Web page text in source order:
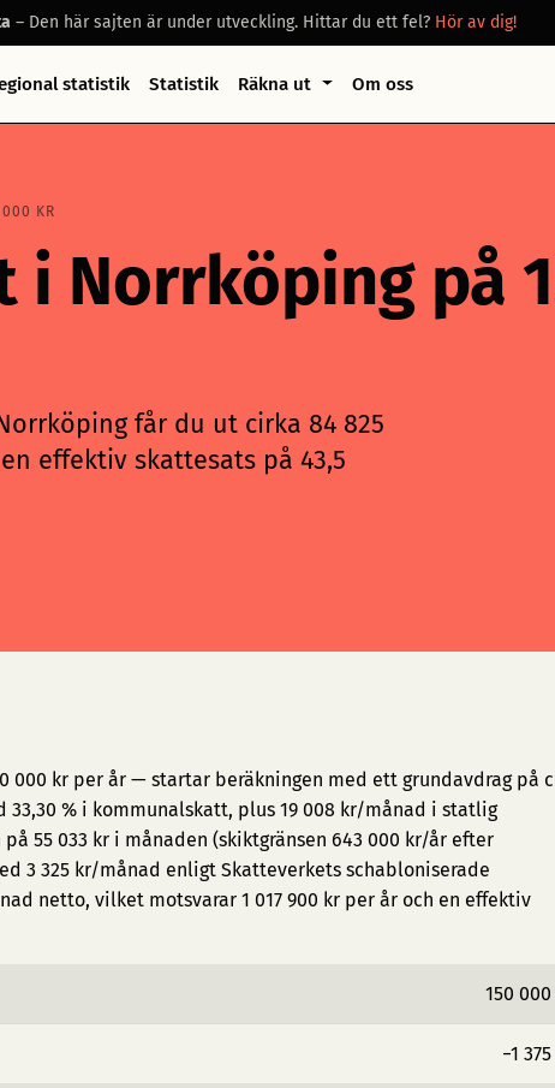
– Den här sajten är under utveckling. Hittar du ett fel? Hör av dig!
statistik Statistik Räkna ut Om oss
000 KR
Norrköping på
får du ut cirka 84 825
effektiv skattesats på 43,5
000 kr per år — startar beräkningen med ett grundavdrag på
% i kommunalskatt, plus 19 008 kr/månad i statlig
55 033 kr i månaden (skiktgränsen 643 000 kr/år efter
3 325 kr/månad enligt Skatteverkets schabloniserade
netto, vilket motsvarar 1 017 900 kr per år och en effektiv
150
−1